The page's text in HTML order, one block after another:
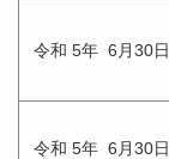
令和 5年 6月30日
令和 5年 6月30日